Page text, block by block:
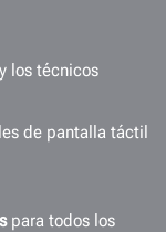
los técnicos
de pantalla táctil
para todos los